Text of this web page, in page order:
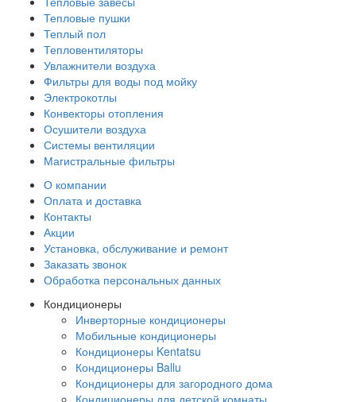
Тепловые пушки
Теплый пол
Тепловентиляторы
Увлажнители воздуха
Фильтры для воды под мойку
Электрокотлы
Конвекторы отопления
Осушители воздуха
Системы вентиляции
Магистральные фильтры
О компании
Оплата и доставка
Контакты
Акции
Установка, обслуживание и ремонт
Заказать звонок
Обработка персональных данных
Кондиционеры
Инверторные кондиционеры
Мобильные кондиционеры
Кондиционеры Kentatsu
Кондиционеры Ballu
Кондиционеры для загородного дома